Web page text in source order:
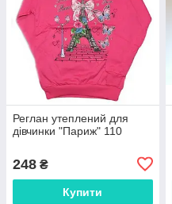
Реглан утеплений для
дівчинки "Париж" 110
248 ₴
Купити